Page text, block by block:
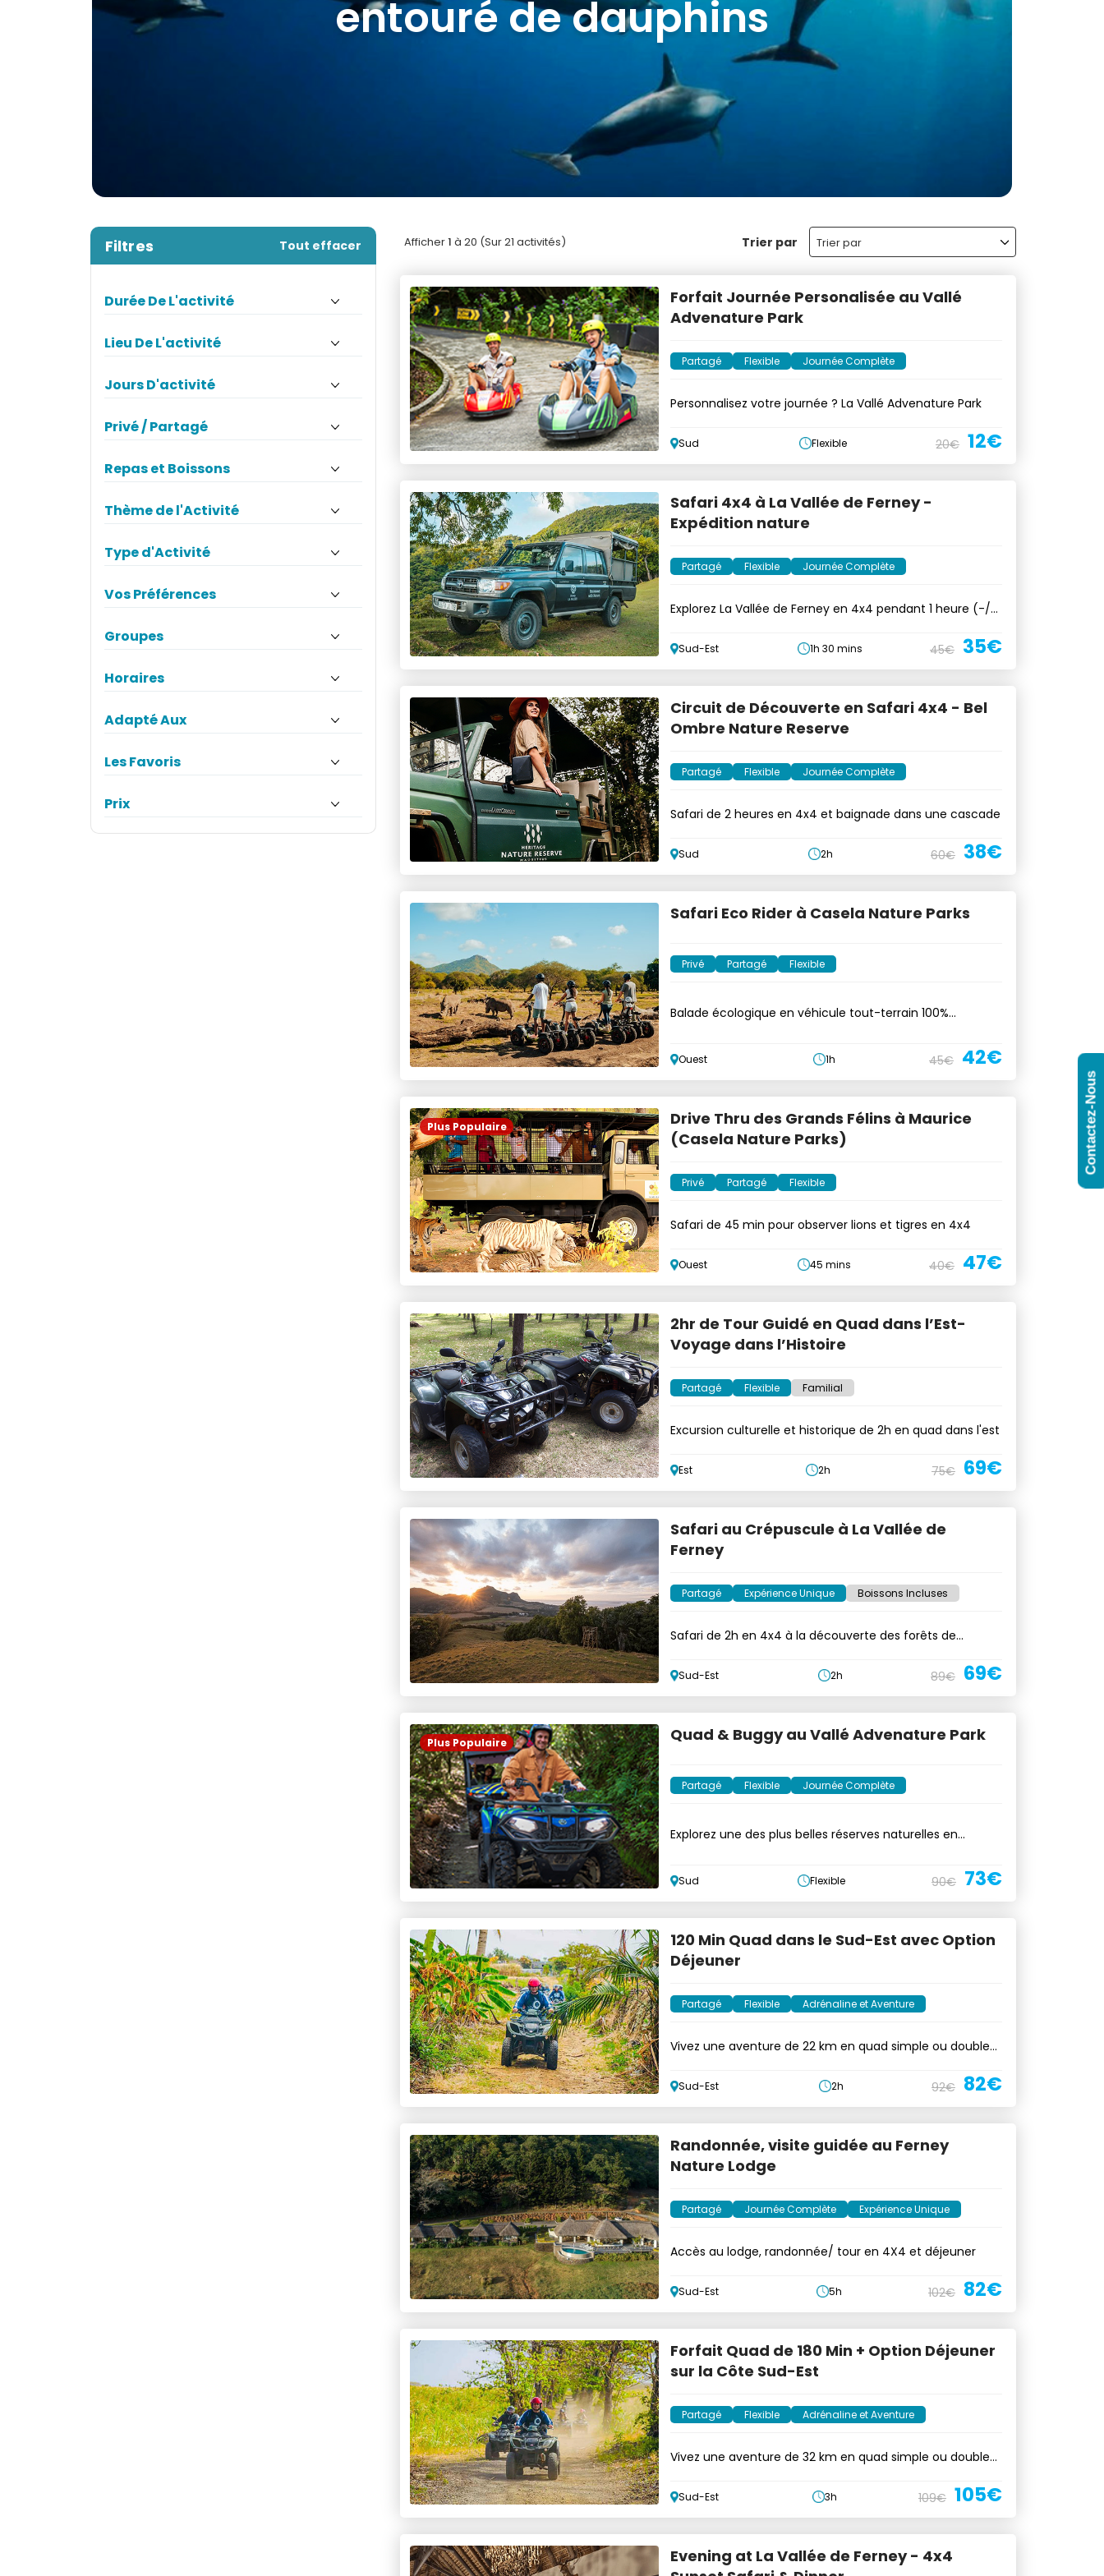
les plus populaires à Maurice
Filtres Tout effacer
Durée De L'activité
Lieu De L'activité
Jours D'activité
Privé / Partagé
Repas et Boissons
Thème de l'Activité
Type d'Activité
Vos Préférences
Groupes
Horaires
Adapté Aux
Les Favoris
Prix
Afficher1 à 20 (Sur 21 activités) Trier par Trier par
Forfait Journée Personalisée au Vallé
Advenature Park
Partagé Flexible Journée Complète
Personnalisez votre journée ? La Vallé Advenature Park
Sud Flexible 20€ 12€
Safari 4x4 à La Vallée de Ferney -
Expédition nature
Partagé Flexible Journée Complète
Explorez La Vallée de Ferney en 4x4 pendant 1 heure (-/+
Sud-Est 1h 30 mins 45€ 35€
Circuit de Découverte en Safari 4x4 - Bel
Ombre Nature Reserve
Partagé Flexible Journée Complète
Safari de 2 heures en 4x4 et baignade dans une cascade
Sud 2h 60€ 38€
Safari Eco Rider à Casela Nature Parks
Privé Partagé Flexible
Balade écologique en véhicule tout-terrain 100%
Ouest 1h 45€ 42€
Plus Populaire
Drive Thru des Grands Félins à Maurice
(Casela Nature Parks)
Privé Partagé Flexible
Safari de 45 min pour observer lions et tigres en 4x4
Ouest 45 mins 40€ 47€
2hr de Tour Guidé en Quad dans l’Est-
Voyage dans l’Histoire
Partagé Flexible Familial
Excursion culturelle et historique de 2h en quad dans l'est
Est 2h 75€ 69€
Safari au Crépuscule à La Vallée de
Ferney
Partagé Expérience Unique Boissons Incluses
Safari de 2h en 4x4 à la découverte des forêts de
Sud-Est 2h 89€ 69€
Plus Populaire Quad & Buggy au Vallé Advenature Park
Partagé Flexible Journée Complète
Explorez une des plus belles réserves naturelles en
Sud Flexible 90€ 73€
120 Min Quad dans le Sud-Est avec Option
Déjeuner
Partagé Flexible Adrénaline et Aventure
Vivez une aventure de 22 km en quad simple ou double
Sud-Est 2h 92€ 82€
Randonnée, visite guidée au Ferney
Nature Lodge
Partagé Journée Complète Expérience Unique
Accès au lodge, randonnée/ tour en 4X4 et déjeuner
Sud-Est 5h 102€ 82€
Forfait Quad de 180 Min + Option Déjeuner
sur la Côte Sud-Est
Partagé Flexible Adrénaline et Aventure
Vivez une aventure de 32 km en quad simple ou double
Sud-Est 3h 109€ 105€
Evening at La Vallée de Ferney - 4x4
Contactez-Nous